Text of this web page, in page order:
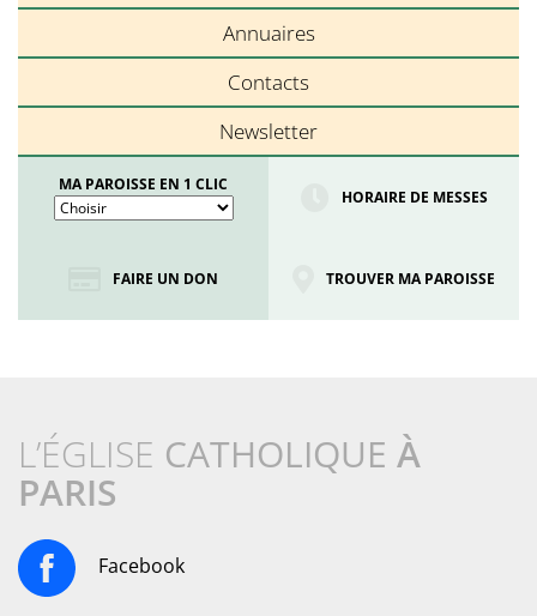
Annuaires
Contacts
Newsletter
MA PAROISSE EN 1 CLIC
HORAIRE DE MESSES
FAIRE UN DON TROUVER MA PAROISSE
L’ÉGLISE CATHOLIQUE À
PARIS
Facebook